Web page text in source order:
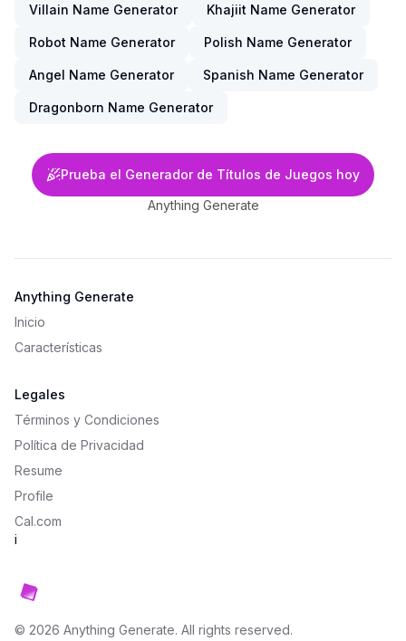
Villain Name Generator Khajiit Name Generator
Robot Name Generator Polish Name Generator
Angel Name Generator Spanish Name Generator
Dragonborn Name Generator
Prueba el Generador de Títulos de Juegos hoy
Anything Generate
© 2026 Anything Generate. All rights reserved.
Anything Generate
Inicio
Características
Legales
Términos y Condiciones
Política de Privacidad
Resume
Profile
Cal.com
i